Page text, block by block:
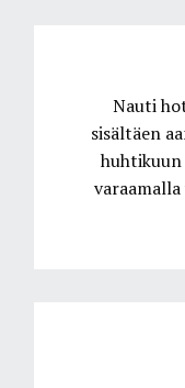
Nauti
sisältäen
huhtikuun